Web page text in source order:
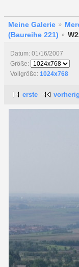
Meine Galerie
(Baureihe 221)
Datum: 01/16/2007
Größe:
Vollgröße: 1024x768
erste